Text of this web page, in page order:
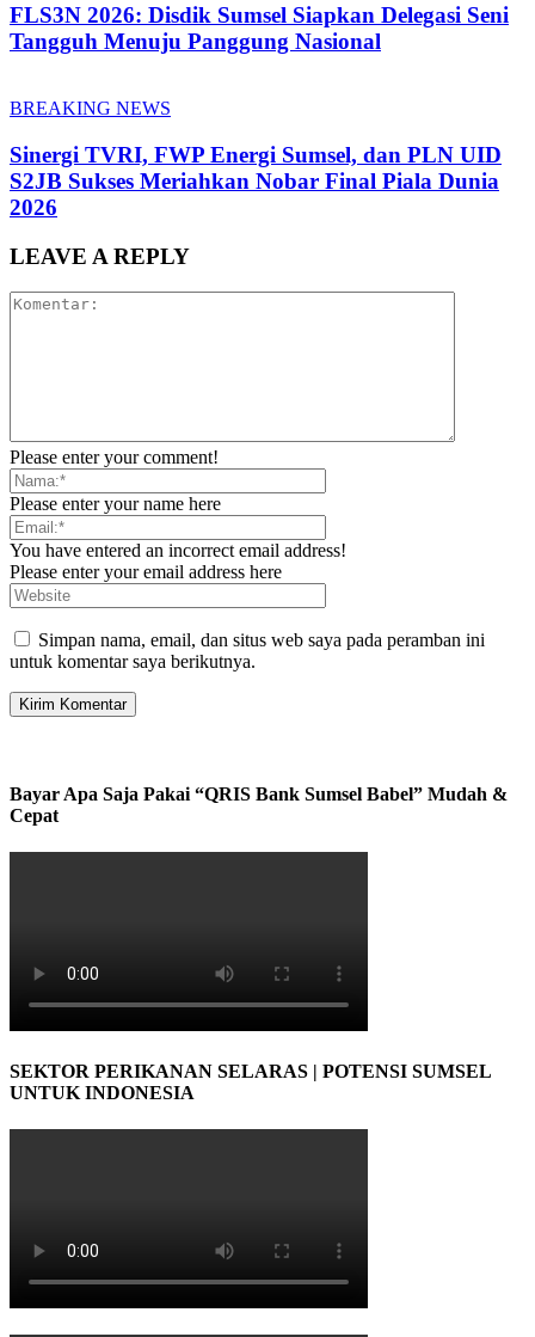
FLS3N 2026: Disdik Sumsel Siapkan Delegasi Seni
Tangguh Menuju Panggung Nasional
BREAKING NEWS
Sinergi TVRI, FWP Energi Sumsel, dan PLN UID
S2JB Sukses Meriahkan Nobar Final Piala Dunia
2026
LEAVE A REPLY
Please enter your comment!
Please enter your name here
You have entered an incorrect email address!
Please enter your email address here
Simpan nama, email, dan situs web saya pada peramban ini
untuk komentar saya berikutnya.
Bayar Apa Saja Pakai “QRIS Bank Sumsel Babel” Mudah &
Cepat
SEKTOR PERIKANAN SELARAS | POTENSI SUMSEL
UNTUK INDONESIA